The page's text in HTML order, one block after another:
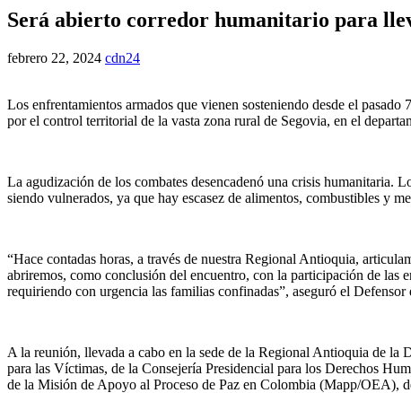
Será abierto corredor humanitario para
febrero 22, 2024 cdn24
Los enfrentamientos armados que vienen sosteniendo desde el
por el control territorial de la vasta zona rural de Segovia, en el
La agudización de los combates desencadenó una crisis humanitaria.
siendo vulnerados, ya que hay escasez de alimentos, combustibles y
“Hace contadas horas, a través de nuestra Regional Antioquia,
abriremos, como conclusión del encuentro, con la participación de las
requiriendo con urgencia las familias confinadas”, aseguró el
A la reunión, llevada a cabo en la sede de la Regional Antioquia de
para las Víctimas, de la Consejería Presidencial para los Derechos
de la Misión de Apoyo al Proceso de Paz en Colombia (Mapp/OEA),